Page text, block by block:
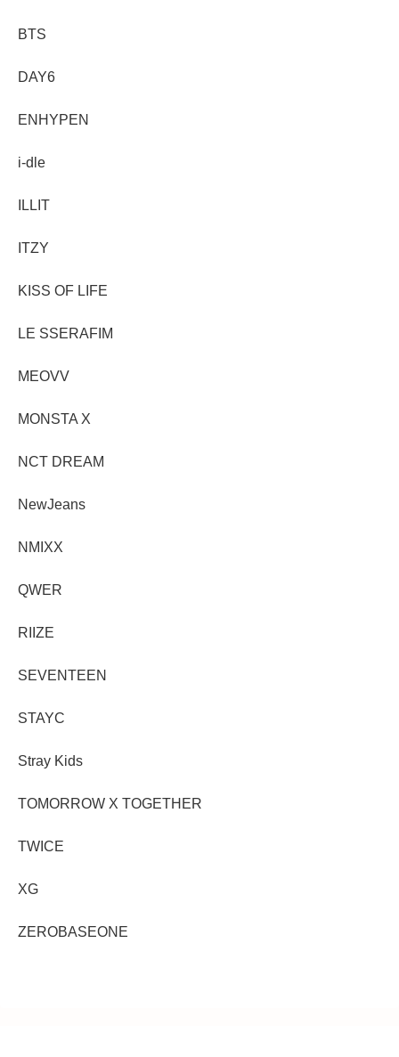
BTS
DAY6
ENHYPEN
i-dle
ILLIT
ITZY
KISS OF LIFE
LE SSERAFIM
MEOVV
MONSTA X
NCT DREAM
NewJeans
NMIXX
QWER
RIIZE
SEVENTEEN
STAYC
Stray Kids
TOMORROW X TOGETHER
TWICE
XG
ZEROBASEONE